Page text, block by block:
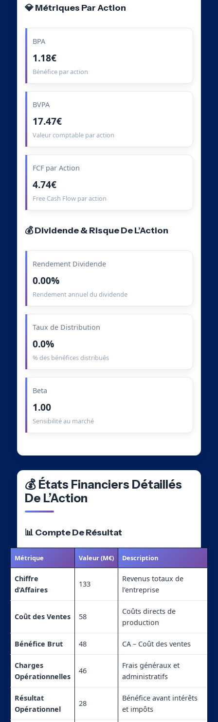
💎 Métriques Par Action
BPA
1.18€
Bénéfice par action
BVPA
17.47€
Valeur comptable par action
FCF par Action
4.74€
Free Cash Flow par action
💰 Dividende & Risque De L’Action
Rendement Dividende
0.00%
Rendement annuel du dividende
Taux de Distribution
0.0%
% des bénéfices distribués
Beta
1.00
Sensibilité au marché
💰 États Financiers Détaillés
De L’Action
📊 Compte De Résultat
Métrique Valeur (M€) Description
Chiffre
d’Affaires
133
Revenus totaux de
l’entreprise
Coût des Ventes 58
Coûts directs de
production
Bénéfice Brut 48 CA – Coût des ventes
Charges
Opérationnelles
46
Frais généraux et
administratifs
Résultat
Opérationnel
28
Bénéfice avant intérêts
et impôts